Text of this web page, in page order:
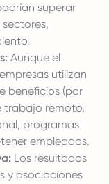
superar
Aunque el
utilizan
beneficios (por
trabajo remoto,
programas
empleados.
Los resultados
y asociaciones